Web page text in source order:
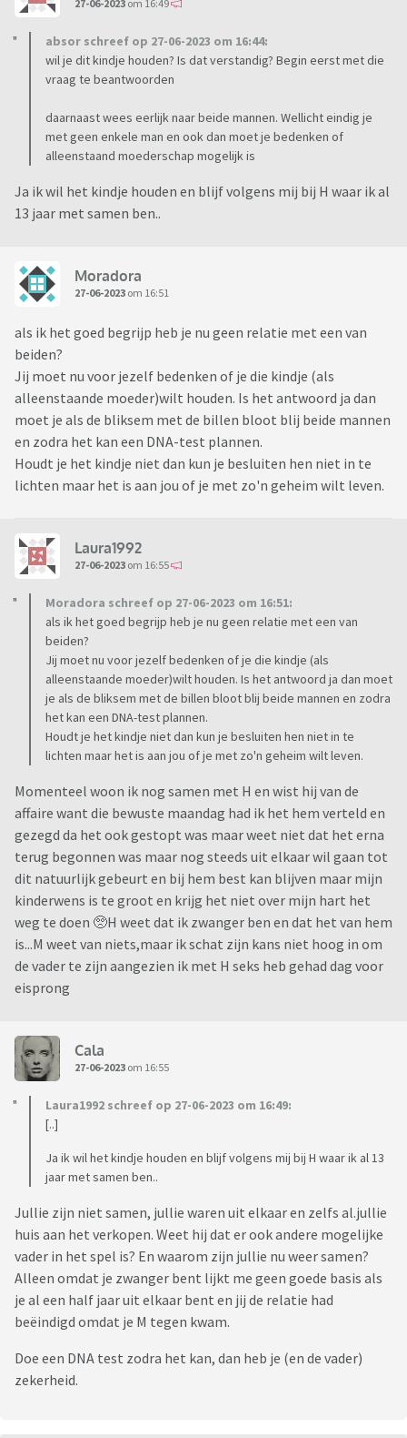
27-06-2023 om 16:49
absor schreef op 27-06-2023 om 16:44:
wil je dit kindje houden? Is dat verstandig? Begin eerst met die
vraag te beantwoorden
daarnaast wees eerlijk naar beide mannen. Wellicht eindig je
met geen enkele man en ook dan moet je bedenken of
alleenstaand moederschap mogelijk is
Ja ik wil het kindje houden en blijf volgens mij bij H waar ik al
13 jaar met samen ben..
Moradora
27-06-2023 om 16:51
als ik het goed begrijp heb je nu geen relatie met een van
beiden?
Jij moet nu voor jezelf bedenken of je die kindje (als
alleenstaande moeder)wilt houden. Is het antwoord ja dan
moet je als de bliksem met de billen bloot blij beide mannen
en zodra het kan een DNA-test plannen.
Houdt je het kindje niet dan kun je besluiten hen niet in te
lichten maar het is aan jou of je met zo'n geheim wilt leven.
Laura1992
27-06-2023 om 16:55
Moradora schreef op 27-06-2023 om 16:51:
als ik het goed begrijp heb je nu geen relatie met een van
beiden?
Jij moet nu voor jezelf bedenken of je die kindje (als
alleenstaande moeder)wilt houden. Is het antwoord ja dan moet
je als de bliksem met de billen bloot blij beide mannen en zodra
het kan een DNA-test plannen.
Houdt je het kindje niet dan kun je besluiten hen niet in te
lichten maar het is aan jou of je met zo'n geheim wilt leven.
Momenteel woon ik nog samen met H en wist hij van de
affaire want die bewuste maandag had ik het hem verteld en
gezegd da het ook gestopt was maar weet niet dat het erna
terug begonnen was maar nog steeds uit elkaar wil gaan tot
dit natuurlijk gebeurt en bij hem best kan blijven maar mijn
kinderwens is te groot en krijg het niet over mijn hart het
weg te doen 🥺H weet dat ik zwanger ben en dat het van hem
is...M weet van niets,maar ik schat zijn kans niet hoog in om
de vader te zijn aangezien ik met H seks heb gehad dag voor
eisprong
Cala
27-06-2023 om 16:55
Laura1992 schreef op 27-06-2023 om 16:49:
[..]
Ja ik wil het kindje houden en blijf volgens mij bij H waar ik al 13
jaar met samen ben..
Jullie zijn niet samen, jullie waren uit elkaar en zelfs al.jullie
huis aan het verkopen. Weet hij dat er ook andere mogelijke
vader in het spel is? En waarom zijn jullie nu weer samen?
Alleen omdat je zwanger bent lijkt me geen goede basis als
je al een half jaar uit elkaar bent en jij de relatie had
beëindigd omdat je M tegen kwam.
Doe een DNA test zodra het kan, dan heb je (en de vader)
zekerheid.